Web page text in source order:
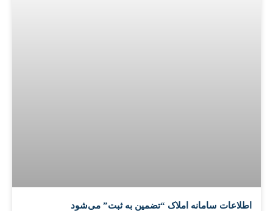
اطلاعات سامانه املاک “تضمین به ثبت” می‌شود